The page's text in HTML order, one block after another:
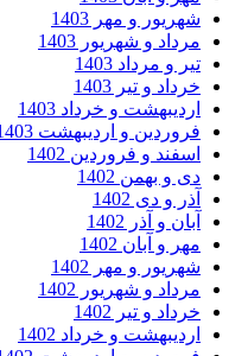
و مهر 1403
و شهریور 1403
و مرداد 1403
و تیر 1403
و خرداد 1403
و اردیبهشت 1403
و فروردین 1402
و بهمن 1402
و دی 1402
و آذر 1402
و آبان 1402
و مهر 1402
و شهریور 1402
و تیر 1402
و خرداد 1402